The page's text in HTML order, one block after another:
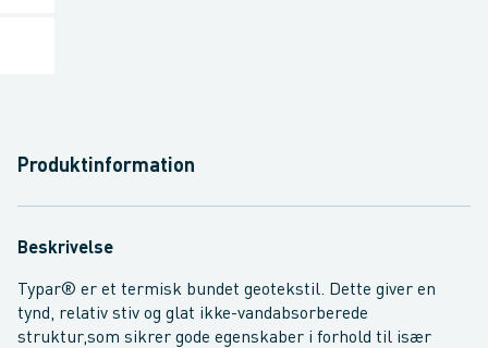
Produktinformation
Beskrivelse
Typar® er et termisk bundet geotekstil. Dette giver en
tynd, relativ stiv og glat ikke-vandabsorberede
struktur,som sikrer gode egenskaber i forhold til især